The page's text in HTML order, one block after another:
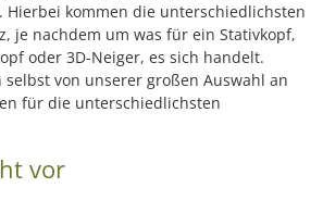
Hierbei kommen die unterschiedlichsten
je nachdem um was für ein Stativkopf,
oder 3D-Neiger, es sich handelt.
selbst von unserer großen Auswahl an
für die unterschiedlichsten
vor